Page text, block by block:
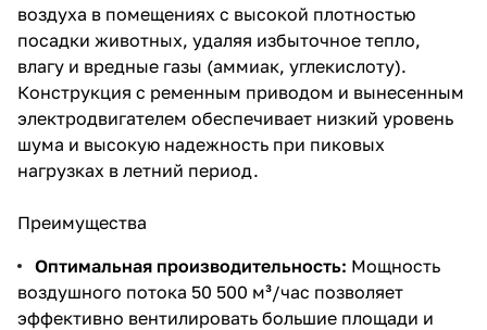
воздуха в помещениях с высокой плотностью
посадки животных, удаляя избыточное тепло,
влагу и вредные газы (аммиак, углекислоту).
Конструкция с ременным приводом и вынесенным
электродвигателем обеспечивает низкий уровень
шума и высокую надежность при пиковых
нагрузках в летний период.
Преимущества
Оптимальная производительность: Мощность
воздушного потока 50 500 м³/час позволяет
эффективно вентилировать большие площади и